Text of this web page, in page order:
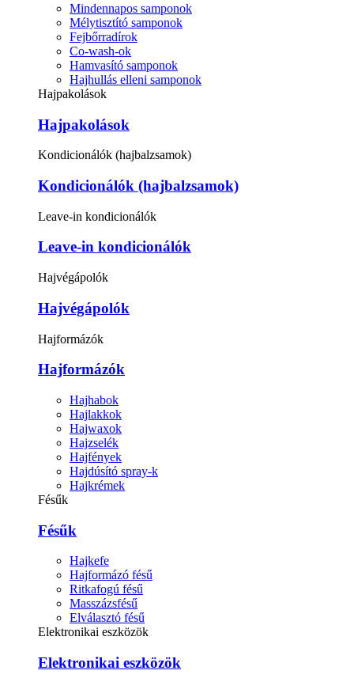
Mindennapos samponok
Mélytisztító samponok
Fejbőrradírok
Co-wash-ok
Hamvasító samponok
Hajhullás elleni samponok
Hajpakolások
Hajpakolások
Kondicionálók (hajbalzsamok)
Kondicionálók (hajbalzsamok)
Leave-in kondicionálók
Leave-in kondicionálók
Hajvégápolók
Hajvégápolók
Hajformázók
Hajformázók
Hajhabok
Hajlakkok
Hajwaxok
Hajzselék
Hajfények
Hajdúsító spray-k
Hajkrémek
Fésűk
Fésűk
Hajkefe
Hajformázó fésű
Ritkafogú fésű
Masszázsfésű
Elválasztó fésű
Elektronikai eszközök
Elektronikai eszközök